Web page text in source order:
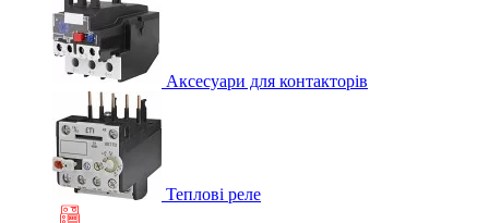
Аксесуари для контакторів
Теплові реле